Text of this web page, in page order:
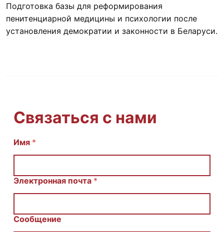
Подготовка базы для реформирования
пенитенциарной медицины и психологии после
установления демократии и законности в Беларуси.
Связаться с нами
Имя *
Электронная почта *
С
щ
е
Сообщение